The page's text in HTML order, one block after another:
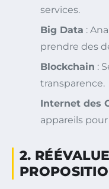
services.
Big Data :
prendre des
Blockchain :
transparence.
Internet des
appareils
2.